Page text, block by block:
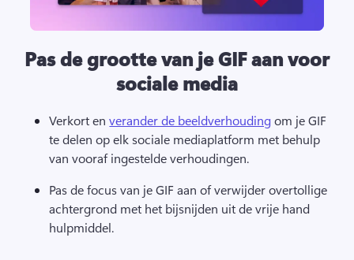
Pas de grootte van je GIF aan voor
sociale media
Verkort en verander de beeldverhouding om je GIF
te delen op elk sociale mediaplatform met behulp
van vooraf ingestelde verhoudingen.
Pas de focus van je GIF aan of verwijder overtollige
achtergrond met het bijsnijden uit de vrije hand
hulpmiddel.